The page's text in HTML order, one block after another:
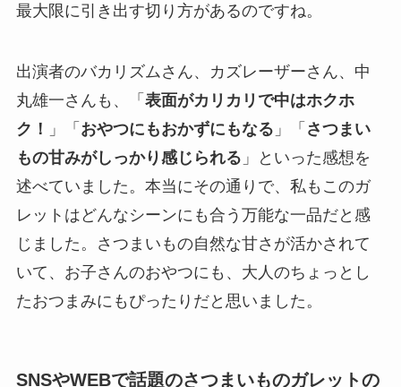
最大限に引き出す切り方があるのですね。
出演者のバカリズムさん、カズレーザーさん、中
丸雄一さんも、「 表面がカリカリで中はホクホ
ク！
」「 おやつにもおかずにもなる 」「 さつまい
もの甘みがしっかり感じられる 」といった感想を
述べていました。本当にその通りで、私もこのガ
レットはどんなシーンにも合う万能な一品だと感
じました。さつまいもの自然な甘さが活かされて
いて、お子さんのおやつにも、大人のちょっとし
たおつまみにもぴったりだと思いました。
SNSやWEBで話題のさつまいものガレットの